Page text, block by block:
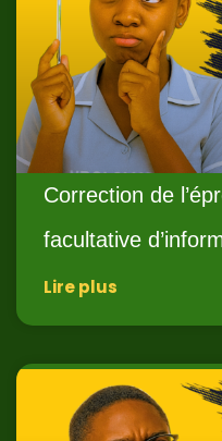
Correction de
facultative
Lire plus